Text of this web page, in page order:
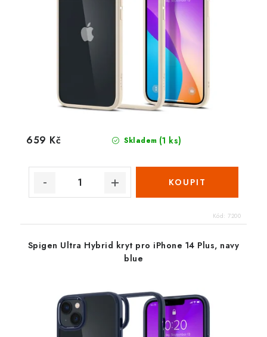
Skladem (1 ks)
659 Kč
Kód: 7200
Spigen Ultra Hybrid kryt pro iPhone 14 Plus, navy
blue